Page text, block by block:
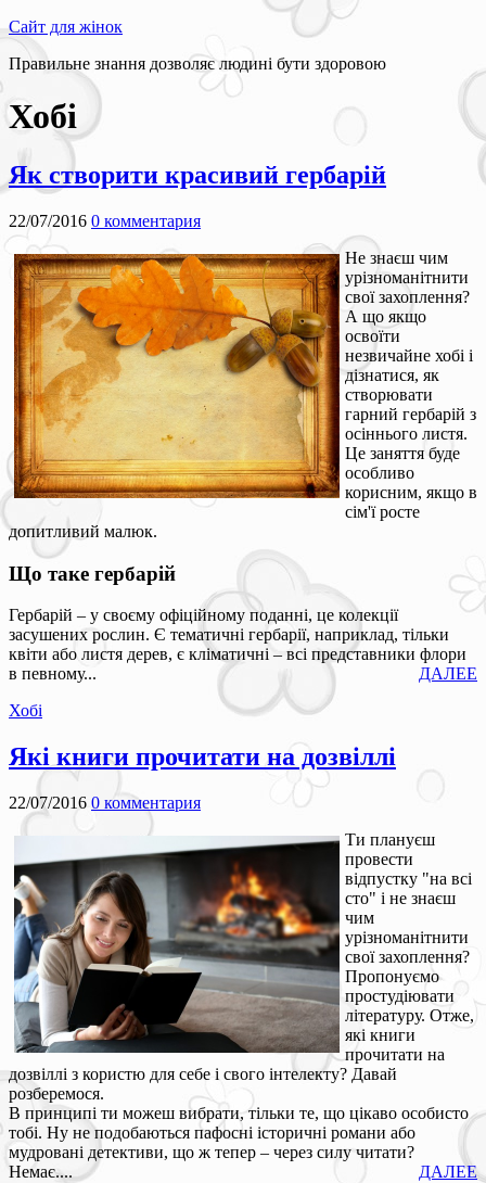
Сайт для жінок
Правильне знання дозволяє людині бути здоровою
Хобі
Як створити красивий гербарій
22/07/2016 0 комментария
Не знаєш чим
урізноманітнити
свої захоплення?
А що якщо
освоїти
незвичайне хобі і
дізнатися, як
створювати
гарний гербарій з
осіннього листя.
Це заняття буде
особливо
корисним, якщо в
сім'ї росте
допитливий малюк.
Що таке гербарій
Гербарій – у своєму офіційному поданні, це колекції
засушених рослин. Є тематичні гербарії, наприклад, тільки
квіти або листя дерев, є кліматичні – всі представники флори
в певному...
ДАЛЕЕ
Хобі
Які книги прочитати на дозвіллі
22/07/2016 0 комментария
Ти плануєш
провести
відпустку "на всі
сто" і не знаєш
чим
урізноманітнити
свої захоплення?
Пропонуємо
простудіювати
літературу. Отже,
які книги
прочитати на
дозвіллі з користю для себе і свого інтелекту? Давай
розберемося.
В принципі ти можеш вибрати, тільки те, що цікаво особисто
тобі. Ну не подобаються пафосні історичні романи або
мудровані детективи, що ж тепер – через силу читати?
Немає....
ДАЛЕЕ